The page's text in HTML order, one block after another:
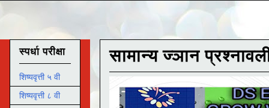
सामान्य ज्ञान
स्पर्धा परीक्षा
शिष्यवृत्ती ५ वी
शिष्यवृत्ती ८ वी